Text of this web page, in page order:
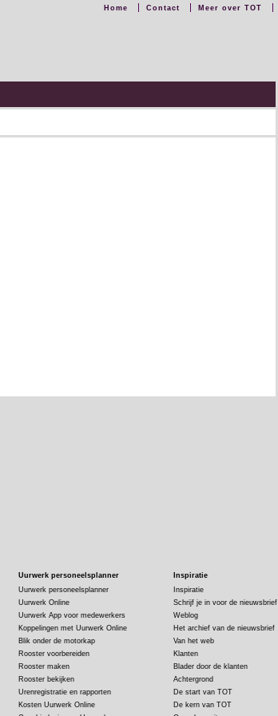
Home Contact Meer over TOT
Uurwerk personeelsplanner
Uurwerk personeelsplanner
Uurwerk Online
Uurwerk App voor medewerkers
Koppelingen met Uurwerk Online
Blik onder de motorkap
Rooster voorbereiden
Rooster maken
Rooster bekijken
Urenregistratie en rapporten
Kosten Uurwerk Online
Inspiratie
Inspiratie
Schrijf je in voor de nieuwsbrief
Weblog
Het archief van de nieuwsbrief
Van het web
Klanten
Blader door de klanten
Achtergrond
De start van TOT
De kern van TOT